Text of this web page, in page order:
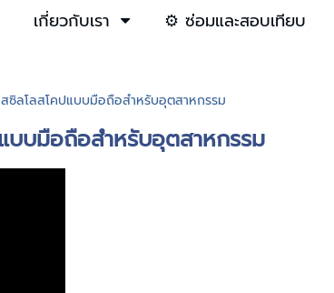
เกี่ยวกับเรา
⚙️ ซ่อมและสอบเทียบ
ซิลโลสโคปแบบมือถือสำหรับอุตสาหกรรม
บบมือถือสำหรับอุตสาหกรรม